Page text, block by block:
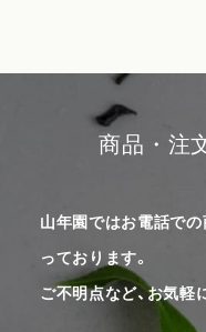
商品・注
山年園ではお電話で
っております。
ご不明点など、お気軽